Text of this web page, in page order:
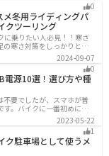
0
メ冬用ライディングパ
クツーリング
に乗りたい人必見！！寒さ
の寒さ対策をしっかりとす
ぎ快適なバイクツーリング
の記事では、4つのタイプ別
パンツを12選紹介しま
2024-09-07
0
電源10選！選び方や種
不要でしたが、スマホが普
す。バイクに一番初めにつ
は、そんなバイク用USB電
商品を厳選して紹介します
。
2023-05-22
1
ク駐車場として使うメ